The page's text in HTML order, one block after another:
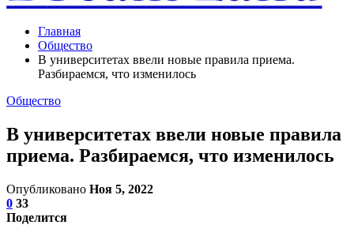
Главная
Общество
В университетах ввели новые правила приема.
Разбираемся, что изменилось
Общество
В университетах ввели новые правила
приема. Разбираемся, что изменилось
Опубликовано Ноя 5, 2022
0 33
Поделится